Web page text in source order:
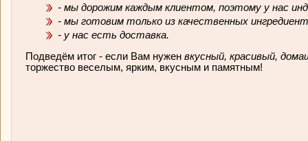
- мы дорожим каждым клиентом, поэтому у нас
- мы готовим только из качественных
- у нас есть доставка.
Подведём итог - если Вам нужен вкусный, красивый,
торжество веселым, ярким, вкусным и памятным!